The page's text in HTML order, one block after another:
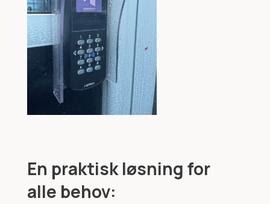
En praktisk løsning for
alle behov: